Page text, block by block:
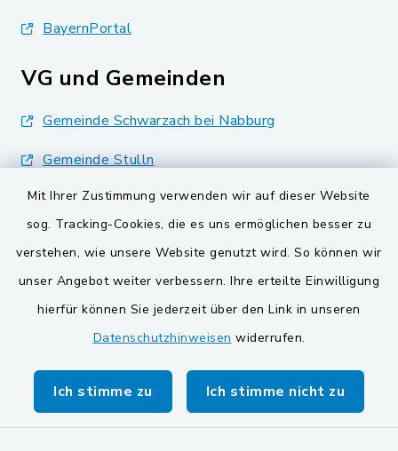
Mit Ihrer Zustimmung verwenden wir auf dieser Website
sog. Tracking-Cookies, die es uns ermöglichen besser zu
verstehen, wie unsere Website genutzt wird. So können wir
unser Angebot weiter verbessern. Ihre erteilte Einwilligung
hierfür können Sie jederzeit über den Link in unseren
Datenschutzhinweisen widerrufen.
Ich stimme zu Ich stimme nicht zu
BayernPortal
VG und Gemeinden
Gemeinde Schwarzach bei Nabburg
Gemeinde Stulln
Verwaltungsgemeinschaft Schwarzenfeld
Kontakt
Barrierefreiheit